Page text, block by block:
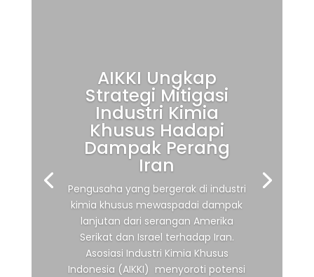
AIKKI Ungkap
Strategi Mitigasi
Industri Kimia
Khusus Hadapi
Dampak Perang
Iran
Pengusaha yang bergerak di industri
kimia khusus mewaspadai dampak
lanjutan dari serangan Amerika
Serikat dan Israel terhadap Iran.
Asosiasi Industri Kimia Khusus
Indonesia (AIKKI) menyoroti potensi